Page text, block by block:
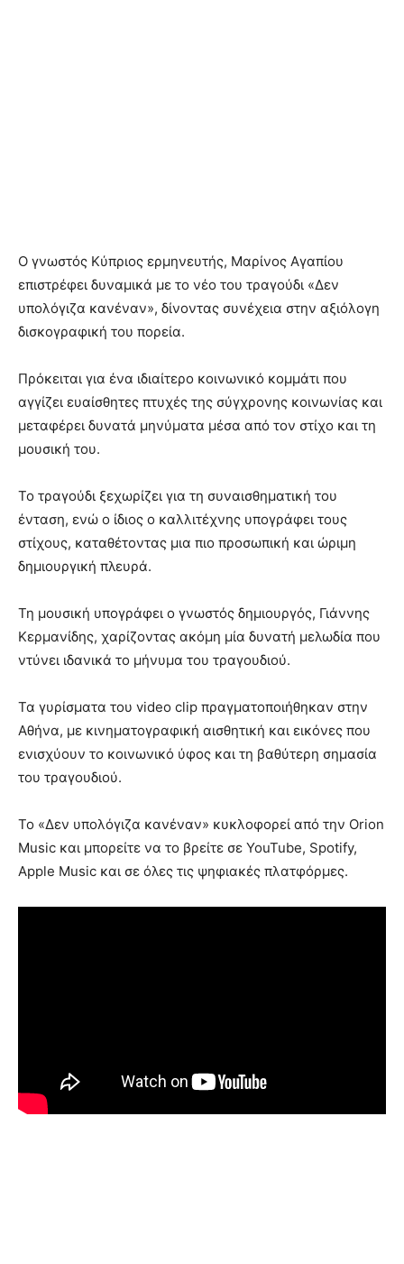
Ο γνωστός Κύπριος ερμηνευτής, Μαρίνος Αγαπίου
επιστρέφει δυναμικά με το νέο του τραγούδι «Δεν
υπολόγιζα κανέναν», δίνοντας συνέχεια στην αξιόλογη
δισκογραφική του πορεία.
Πρόκειται για ένα ιδιαίτερο κοινωνικό κομμάτι που
αγγίζει ευαίσθητες πτυχές της σύγχρονης κοινωνίας και
μεταφέρει δυνατά μηνύματα μέσα από τον στίχο και τη
μουσική του.
Το τραγούδι ξεχωρίζει για τη συναισθηματική του
ένταση, ενώ ο ίδιος ο καλλιτέχνης υπογράφει τους
στίχους, καταθέτοντας μια πιο προσωπική και ώριμη
δημιουργική πλευρά.
Τη μουσική υπογράφει ο γνωστός δημιουργός, Γιάννης
Κερμανίδης, χαρίζοντας ακόμη μία δυνατή μελωδία που
ντύνει ιδανικά το μήνυμα του τραγουδιού.
Τα γυρίσματα του video clip πραγματοποιήθηκαν στην
Αθήνα, με κινηματογραφική αισθητική και εικόνες που
ενισχύουν το κοινωνικό ύφος και τη βαθύτερη σημασία
του τραγουδιού.
Το «Δεν υπολόγιζα κανέναν» κυκλοφορεί από την Orion
Music και μπορείτε να το βρείτε σε YouTube, Spotify,
Apple Music και σε όλες τις ψηφιακές πλατφόρμες.